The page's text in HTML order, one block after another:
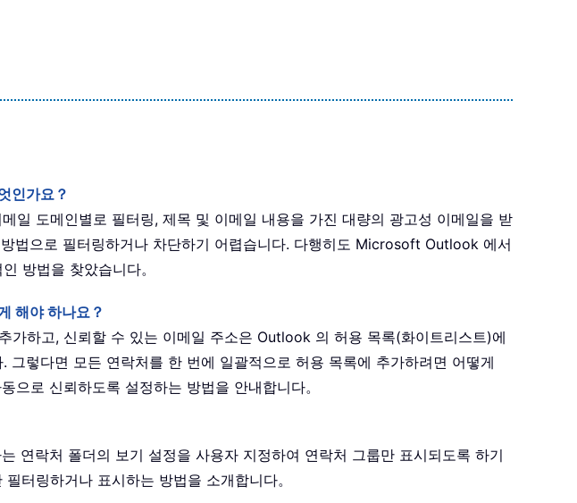
인가요？
일 도메인별로 필터링, 제목 및 이메일 내용을 가진 대량의 광고성 이메일을 받
법으로 필터링하거나 차단하기 어렵습니다. 다행히도 Microsoft Outlook 에서
방법을 찾았습니다。
해야 하나요？
하고, 신뢰할 수 있는 이메일 주소은 Outlook 의 허용 목록(화이트리스트)에
렇다면 모든 연락처를 한 번에 일괄적으로 허용 목록에 추가하려면 어떻게
로 신뢰하도록 설정하는 방법을 안내합니다。
연락처 폴더의 보기 설정을 사용자 지정하여 연락처 그룹만 표시되도록 하기
터링하거나 표시하는 방법을 소개합니다。